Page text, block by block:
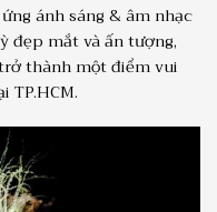
ánh sáng & âm nhạc
đẹp mắt và ấn tượng,
thành một điểm vui